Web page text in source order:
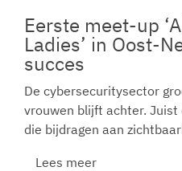
Eerste meet-up
Ladies’ in Oost-
succes
De cybersecuritysector
vrouwen blijft achter.
die bijdragen aan
Lees meer